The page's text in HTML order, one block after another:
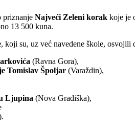
priznanje Najveći Zeleni korak koje je
13 500 kuna.
, koji su, uz već navedene škole, osvojili
(Ravna Gora),
Tomislav Špoljar (Varaždin),
Ljupina (Nova Gradiška),